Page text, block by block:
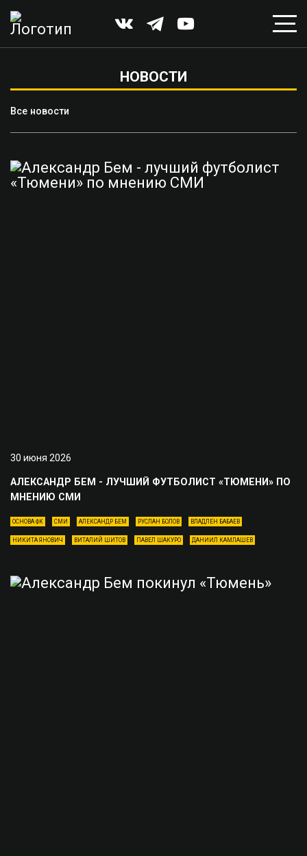
НОВОСТИ
Все новости
30 июня 2026
АЛЕКСАНДР БЕМ - ЛУЧШИЙ ФУТБОЛИСТ «ТЮМЕНИ» ПО
МНЕНИЮ СМИ
ОСНОВА ФК СМИ АЛЕКСАНДР БЕМ РУСЛАН БОЛОВ ВЛАДЛЕН БАБАЕВ
НИКИТА ЯНОВИЧ ВИТАЛИЙ ШИТОВ ПАВЕЛ ШАКУРО ДАНИИЛ КАМЛАШЕВ